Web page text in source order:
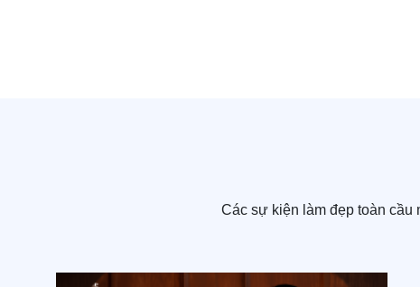
Các sự kiện làm đẹp toàn